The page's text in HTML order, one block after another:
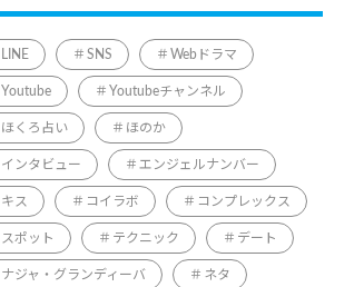
LINE SNS Webドラマ
Youtube Youtubeチャンネル
ほくろ占い ほのか
インタビュー エンジェルナンバー
キス コイラボ コンプレックス
スポット テクニック デート
ナジャ・グランディーバ ネタ